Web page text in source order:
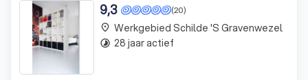
(20)
9,3
place Werkgebied Schilde 's Gravenwezel
timelapse 28 jaar actief